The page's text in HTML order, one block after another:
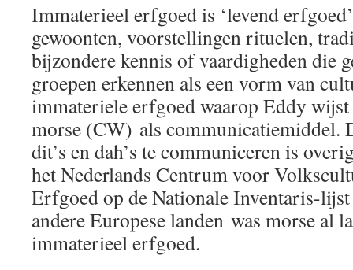
Immaterieel erfgoed is ‘levend
gewoonten, voorstellingen rituelen,
bijzondere kennis of vaardigheden die
groepen erkennen als een vorm van
immateriele erfgoed waarop Eddy
morse (CW) als communicatiemiddel.
dit’s en dah’s te communiceren is
het Nederlands Centrum voor
Erfgoed op de Nationale Inventaris-
andere Europese landen was morse al
immaterieel erfgoed.